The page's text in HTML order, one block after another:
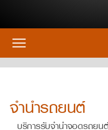
จำนำรถยนต์
บริการรับจำนำจอดรถย